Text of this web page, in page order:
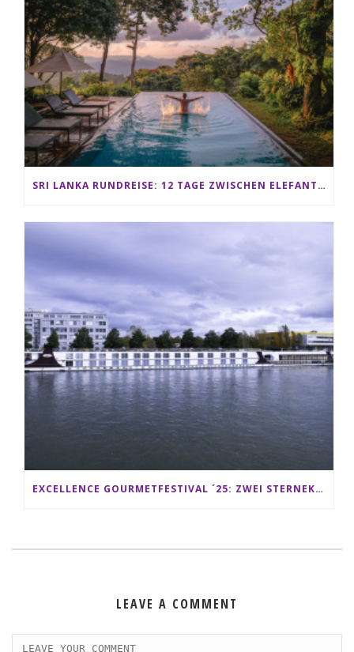
SRI LANKA RUNDREISE: 12 TAGE ZWISCHEN ELEFANTEN, TEEPLANTAGEN & STRAND ALS FAMILIE
EXCELLENCE GOURMETFESTIVAL ´25: ZWEI STERNEKÖCHE ANTONIO GUIDA & DARIO MORESCO VERWÖHNEN IHRE GÄSTE AUF EINER LUXERIÖSEN SCHIFFSREISE
LEAVE A COMMENT